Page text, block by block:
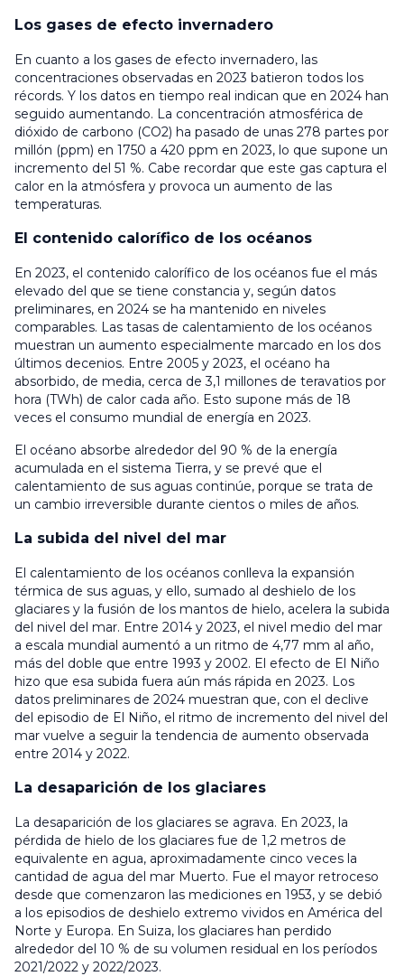
Los gases de efecto invernadero
En cuanto a los gases de efecto invernadero, las
concentraciones observadas en 2023 batieron todos los
récords. Y los datos en tiempo real indican que en 2024 han
seguido aumentando. La concentración atmosférica de
dióxido de carbono (CO2) ha pasado de unas 278 partes por
millón (ppm) en 1750 a 420 ppm en 2023, lo que supone un
incremento del 51 %. Cabe recordar que este gas captura el
calor en la atmósfera y provoca un aumento de las
temperaturas.
El contenido calorífico de los océanos
En 2023, el contenido calorífico de los océanos fue el más
elevado del que se tiene constancia y, según datos
preliminares, en 2024 se ha mantenido en niveles
comparables. Las tasas de calentamiento de los océanos
muestran un aumento especialmente marcado en los dos
últimos decenios. Entre 2005 y 2023, el océano ha
absorbido, de media, cerca de 3,1 millones de teravatios por
hora (TWh) de calor cada año. Esto supone más de 18
veces el consumo mundial de energía en 2023.
El océano absorbe alrededor del 90 % de la energía
acumulada en el sistema Tierra, y se prevé que el
calentamiento de sus aguas continúe, porque se trata de
un cambio irreversible durante cientos o miles de años.
La subida del nivel del mar
El calentamiento de los océanos conlleva la expansión
térmica de sus aguas, y ello, sumado al deshielo de los
glaciares y la fusión de los mantos de hielo, acelera la subida
del nivel del mar. Entre 2014 y 2023, el nivel medio del mar
a escala mundial aumentó a un ritmo de 4,77 mm al año,
más del doble que entre 1993 y 2002. El efecto de El Niño
hizo que esa subida fuera aún más rápida en 2023. Los
datos preliminares de 2024 muestran que, con el declive
del episodio de El Niño, el ritmo de incremento del nivel del
mar vuelve a seguir la tendencia de aumento observada
entre 2014 y 2022.
La desaparición de los glaciares
La desaparición de los glaciares se agrava. En 2023, la
pérdida de hielo de los glaciares fue de 1,2 metros de
equivalente en agua, aproximadamente cinco veces la
cantidad de agua del mar Muerto. Fue el mayor retroceso
desde que comenzaron las mediciones en 1953, y se debió
a los episodios de deshielo extremo vividos en América del
Norte y Europa. En Suiza, los glaciares han perdido
alrededor del 10 % de su volumen residual en los períodos
2021/2022 y 2022/2023.